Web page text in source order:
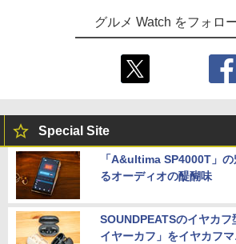
グルメ Watch をフォロ
Special Site
「A&ultima SP4000T」
るオーディオの醍醐味
SOUNDPEATSのイヤカ
イヤーカフ」をイヤカフ